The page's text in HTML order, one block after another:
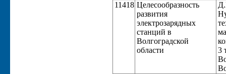
11418 Целесообразность
развития
электрозарядных
станций в
Волгоградской
области
3